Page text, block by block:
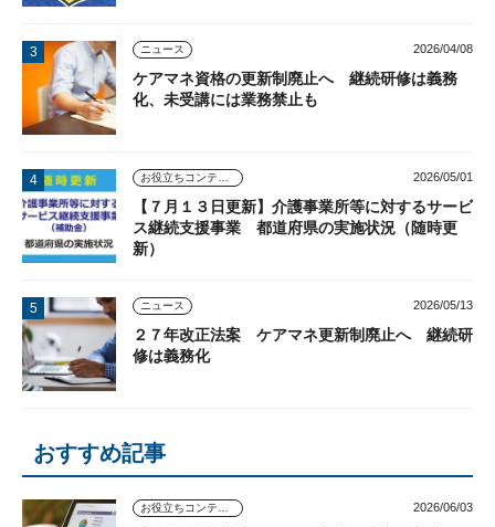
ニュース 2026/04/08
ケアマネ資格の更新制廃止へ 継続研修は義務
化、未受講には業務禁止も
お役立ちコンテンツ 2026/05/01
【７月１３日更新】介護事業所等に対するサービ
ス継続支援事業 都道府県の実施状況（随時更
新）
ニュース 2026/05/13
２７年改正法案 ケアマネ更新制廃止へ 継続研
修は義務化
おすすめ記事
お役立ちコンテンツ 2026/06/03